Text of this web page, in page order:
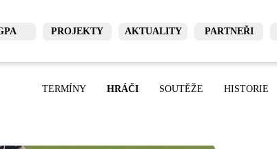
PROJEKTY AKTUALITY PARTNEŘI
TERMÍNY HRÁČI SOUTĚŽE HISTORIE